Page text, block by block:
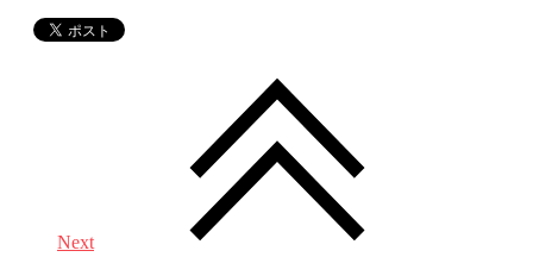
Next